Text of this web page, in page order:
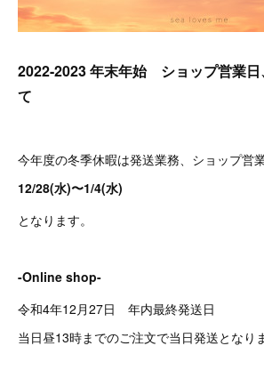
2022-2023 年末年始 ショップ営業日
て
今年度の冬季休暇は発送業務、ショップ営
12/28(水)〜1/4(水)
となります。
-Online shop-
令和4年12月27日 年内最終発送日
当日昼13時までのご注文で当日発送となりま